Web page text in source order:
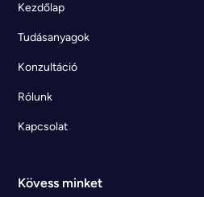
Kezdőlap
Tudásanyagok
Konzultáció
Rólunk
Kapcsolat
Kövess minket